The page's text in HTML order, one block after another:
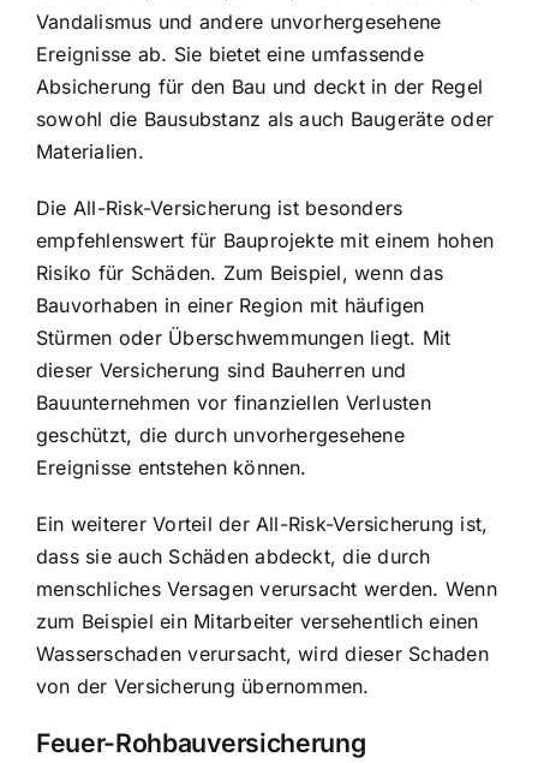
Vandalismus und andere unvorhergesehene
Ereignisse ab. Sie bietet eine umfassende
Absicherung für den Bau und deckt in der Regel
sowohl die Bausubstanz als auch Baugeräte oder
Materialien.
Die All-Risk-Versicherung ist besonders
empfehlenswert für Bauprojekte mit einem hohen
Risiko für Schäden. Zum Beispiel, wenn das
Bauvorhaben in einer Region mit häufigen
Stürmen oder Überschwemmungen liegt. Mit
dieser Versicherung sind Bauherren und
Bauunternehmen vor finanziellen Verlusten
geschützt, die durch unvorhergesehene
Ereignisse entstehen können.
Ein weiterer Vorteil der All-Risk-Versicherung ist,
dass sie auch Schäden abdeckt, die durch
menschliches Versagen verursacht werden. Wenn
zum Beispiel ein Mitarbeiter versehentlich einen
Wasserschaden verursacht, wird dieser Schaden
von der Versicherung übernommen.
Feuer-Rohbauversicherung